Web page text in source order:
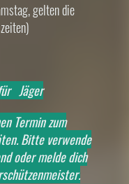
gelten die
Jäger
Termin zum
Bitte verwende
oder melde dich